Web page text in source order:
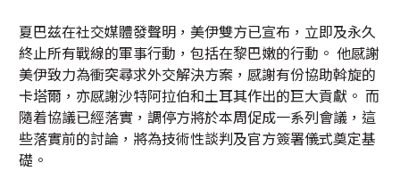
夏巴兹在社交媒體發聲明，美伊雙方已宣布，立即及永久
終止所有戰線的軍事行動，包括在黎巴嫩的行動。 他感謝
美伊致力為衝突尋求外交解決方案，感謝有份協助斡旋的
卡塔爾，亦感謝沙特阿拉伯和土耳其作出的巨大貢獻。 而
隨着協議已經落實，調停方將於本周促成一系列會議，這
些落實前的討論，將為技術性談判及官方簽署儀式奠定基
礎。